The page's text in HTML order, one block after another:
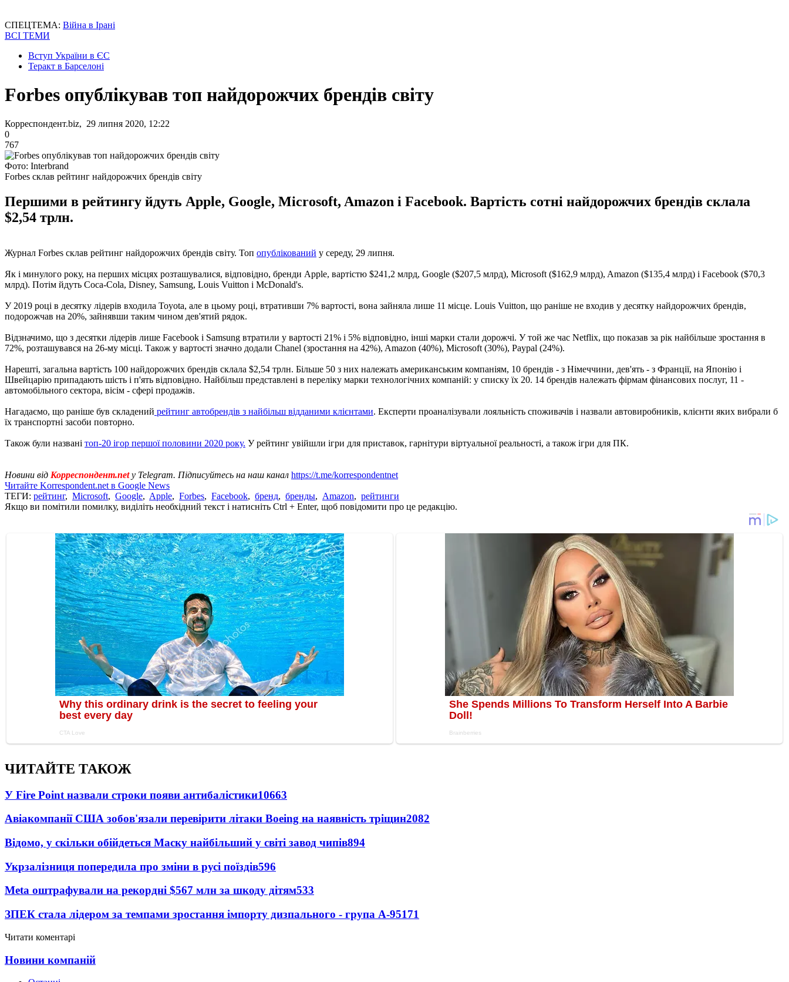
СПЕЦТЕМА: Війна в Ірані
ВСІ ТЕМИ
Вступ України в ЄС
Теракт в Барселоні
Forbes опублікував топ найдорожчих брендів світу
Корреспондент.biz, 29 липня 2020, 12:22
0
767
Фото: Interbrand
Forbes склав рейтинг найдорожчих брендів світу
Першими в рейтингу йдуть Apple, Google, Microsoft, Amazon і Facebook. Вартість сотні найдорожчих брендів склала
$2,54 трлн.
Журнал Forbes склав рейтинг найдорожчих брендів світу. Топ опублікований у середу, 29 липня.
Як і минулого року, на перших місцях розташувалися, відповідно, бренди Apple, вартістю $241,2 млрд, Google ($207,5 млрд), Microsoft ($162,9 млрд), Amazon ($135,4 млрд) і Facebook ($70,3
млрд). Потім йдуть Coca-Cola, Disney, Samsung, Louis Vuitton і McDonald's.
У 2019 році в десятку лідерів входила Toyota, але в цьому році, втративши 7% вартості, вона зайняла лише 11 місце. Louis Vuitton, що раніше не входив у десятку найдорожчих брендів,
подорожчав на 20%, зайнявши таким чином дев'ятий рядок.
Відзначимо, що з десятки лідерів лише Facebook і Samsung втратили у вартості 21% і 5% відповідно, інші марки стали дорожчі. У той же час Netflix, що показав за рік найбільше зростання в
72%, розташувався на 26-му місці. Також у вартості значно додали Chanel (зростання на 42%), Amazon (40%), Microsoft (30%), Paypal (24%).
Нарешті, загальна вартість 100 найдорожчих брендів склала $2,54 трлн. Більше 50 з них належать американським компаніям, 10 брендів - з Німеччини, дев'ять - з Франції, на Японію і
Швейцарію припадають шість і п'ять відповідно. Найбільш представлені в переліку марки технологічних компаній: у списку їх 20. 14 брендів належать фірмам фінансових послуг, 11 -
автомобільного сектора, вісім - сфері продажів.
Нагадаємо, що раніше був складений рейтинг автобрендів з найбільш відданими клієнтами. Експерти проаналізували лояльність споживачів і назвали автовиробників, клієнти яких вибрали б
їх транспортні засоби повторно.
Також були названі топ-20 ігор першої половини 2020 року. У рейтинг увійшли ігри для приставок, гарнітури віртуальної реальності, а також ігри для ПК.
Новини від Корреспондент.net у Telegram. Підписуйтесь на наш канал https://t.me/korrespondentnet
Читайте Korrespondent.net в Google News
ТЕГИ: рейтинг, Microsoft, Google, Apple, Forbes, Facebook, бренд, бренды, Amazon, рейтинги
Якщо ви помітили помилку, виділіть необхідний текст і натисніть Ctrl + Enter, щоб повідомити про це редакцію.
ЧИТАЙТЕ ТАКОЖ
У Fire Point назвали строки появи антибалістики10663
Авіакомпанії США зобов'язали перевірити літаки Boeing на наявність тріщин2082
Відомо, у скільки обійдеться Маску найбільший у світі завод чипів894
Укрзалізниця попередила про зміни в русі поїздів596
Meta оштрафували на рекордні $567 млн за шкоду дітям533
ЗПЕК стала лідером за темпами зростання імпорту дизпального - група А-95171
Читати коментарі
Новини компаній